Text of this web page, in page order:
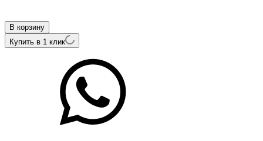
В корзину
Купить в 1 клик